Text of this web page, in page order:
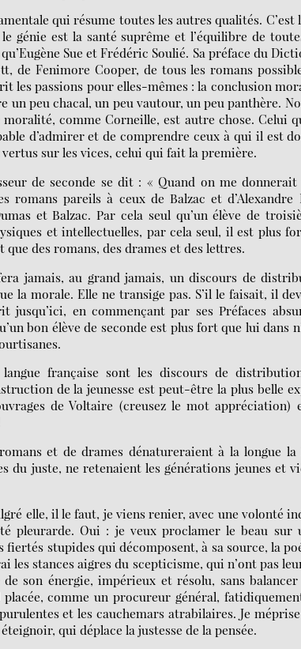
qui résume toutes les autres qualités. C’est
génie est la santé suprême et l’équilibre de
Sue et Frédéric Soulié. Sa préface du
de Fenimore Cooper, de tous les romans
les passions pour elles-mêmes : la conclusion
un peu chacal, un peu vautour, un peu panthère.
comme Corneille, est autre chose. Celui
d’admirer et de comprendre ceux à qui il est
sur les vices, celui qui fait la première.
de seconde se dit : « Quand on me
romans pareils à ceux de Balzac et
et Balzac. Par cela seul qu’un élève de
et intellectuelles, par cela seul, il est plus
que des romans, des drames et des lettres.
jamais, au grand jamais, un discours de
la morale. Elle ne transige pas. S’il le faisait, il
en commençant par ses Préfaces
bon élève de seconde est plus fort que lui dans
française sont les discours de
de la jeunesse est peut-être la plus belle
de Voltaire (creusez le mot appréciation)
et de drames dénatureraient à la longue
du juste, ne retenaient les générations jeunes et
elle, il le faut, je viens renier, avec une volonté
pleurarde. Oui : je veux proclamer le beau sur
stupides qui décomposent, à sa source, la
les stances aigres du scepticisme, qui n’ont pas
de son énergie, impérieux et résolu, sans
comme un procureur général,
et les cauchemars atrabilaires. Je
qui déplace la justesse de la pensée.